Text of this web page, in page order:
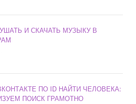
И СКАЧАТЬ МУЗЫКУ В
ПО ID НАЙТИ ЧЕЛОВЕКА:
ПОИСК ГРАМОТНО